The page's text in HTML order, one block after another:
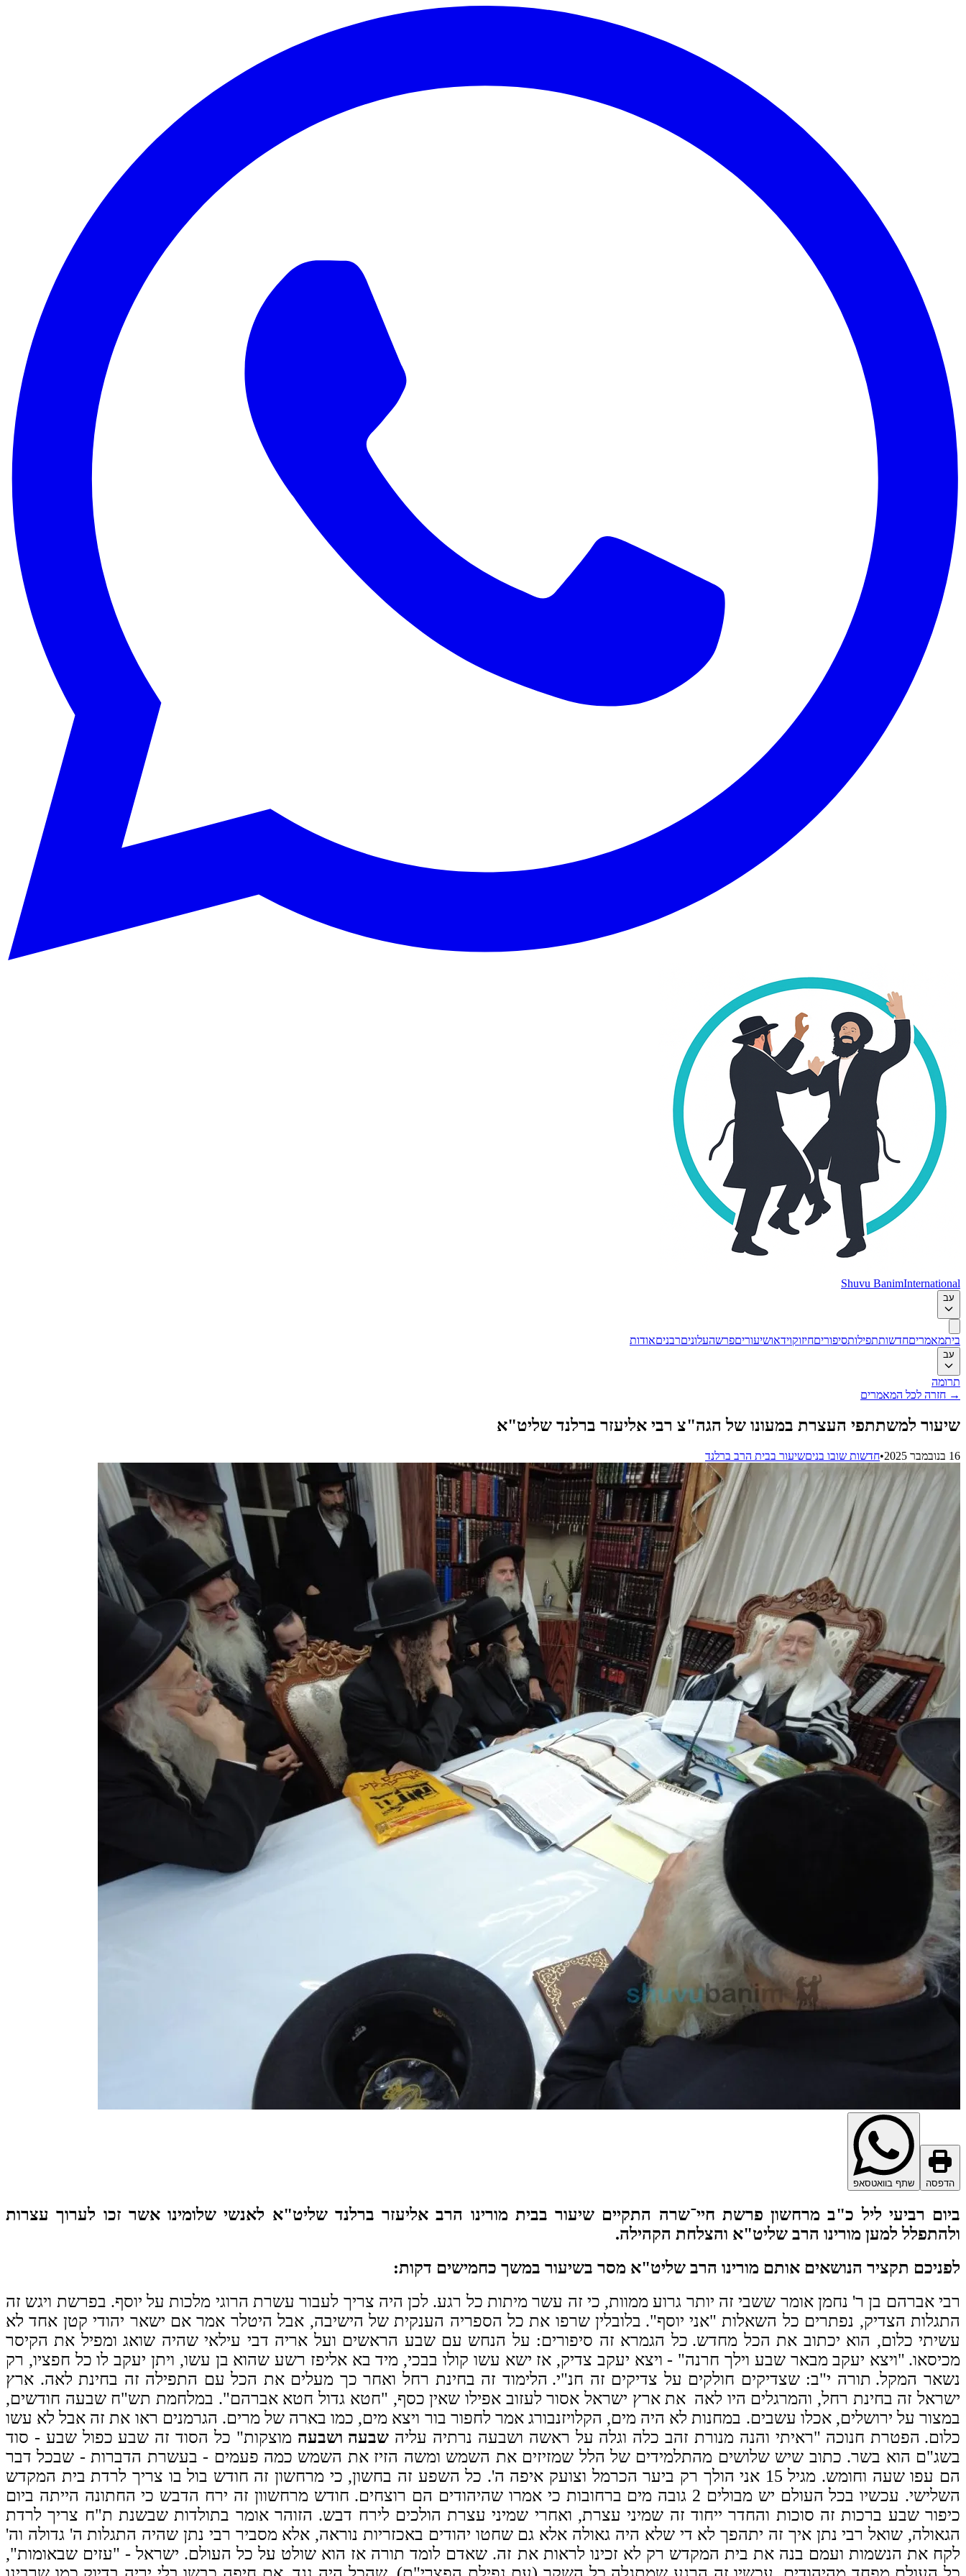
Shuvu BanimInternational
עב
ביתמאמריםחדשותתפילותסיפוריםחיזוקוידאושיעוריםפרשהעלוניםרבניםאודות
עב
תרומה
→ חזרה לכל המאמרים
שיעור למשתתפי העצרת במעונו של הגה"צ רבי אליעזר ברלנד שליט"א
16 בנובמבר 2025 •חדשות שובו בניםשיעור בבית הרב ברלנד
הדפסה שתף בוואטסאפ
ביום רביעי ליל כ"ב מרחשון פרשת חיי־שרה התקיים שיעור בבית מורינו הרב אליעזר ברלנד שליט"א לאנשי שלומינו אשר זכו לערוך עצרות
ולהתפלל למען מורינו הרב שליט"א והצלחת הקהילה.
לפניכם תקציר הנושאים אותם מורינו הרב שליט"א מסר בשיעור במשך כחמישים דקות:
רבי אברהם בן ר' נחמן אומר ששבי זה יותר גרוע ממוות, כי זה עשר מיתות כל רגע. לכן היה צריך לעבור עשרת הרוגי מלכות על יוסף. בפרשת ויגש זה
התגלות הצדיק, נפתרים כל השאלות "אני יוסף". בלובלין שרפו את כל הספריה הענקית של הישיבה, אבל היטלר אמר אם ישאר יהודי קטן אחד לא
עשיתי כלום, הוא יכתוב את הכל מחדש. כל הגמרא זה סיפורים: על הנחש עם שבע הראשים ועל אריה דבי עילאי שהיה שואג ומפיל את הקיסר
מכיסאו. "ויצא יעקב מבאר שבע וילך חרנה" - ויצא יעקב צדיק, אז ישא עשו קולו בבכי, מיד בא אליפז רשע שהוא בן עשו, ויתן יעקב לו כל חפציו, רק
נשאר המקל. תורה י"ב: שצדיקים חולקים על צדיקים זה חנ"י. הלימוד זה בחינת רחל ואחר כך מעלים את הכל עם התפילה זה בחינת לאה. ארץ
ישראל זה בחינת רחל, והמרגלים היו לאה את ארץ ישראל אסור לעזוב אפילו שאין כסף, "חטא גדול חטא אברהם". במלחמת תש"ח שבעה חודשים,
במצור על ירושלים, אכלו עשבים. במחנות לא היה מים, הקלויזנבורג אמר לחפור בור ויצא מים, כמו בארה של מרים. הגרמנים ראו את זה אבל לא עשו
כלום. הפטרת חנוכה "ראיתי והנה מנורת זהב כלה וגלה על ראשה ושבעה נרתיה עליה שבעה ושבעה מוצקות" כל הסוד זה שבע כפול שבע - סוד
בשג"ם הוא בשר. כתוב שיש שלושים מהתלמידים של הלל שמזיזים את השמש ומשה הזיז את השמש כמה פעמים - בעשרת הדברות - שבכל דבר
הם עפו שעה וחומש. מגיל 15 אני הולך רק ביער הכרמל וצועק איפה ה'. כל השפע זה בחשון, כי מרחשון זה חודש בול בו צריך לרדת בית המקדש
השלישי. עכשיו בכל העולם יש מבולים 2 גובה מים ברחובות כי אמרו שהיהודים הם רוצחים. חודש מרחשוון זה ירח הדבש כי החתונה הייתה ביום
כיפור שבע ברכות זה סוכות והחדר ייחוד זה שמיני עצרת, ואחרי שמיני עצרת הולכים לירח דבש. הזוהר אומר בתולדות שבשנת ת"ח צריך לרדת
הגאולה, שואל רבי נתן איך זה יתהפך לא די שלא היה גאולה אלא גם שחטו יהודים באכזריות נוראה, אלא מסביר רבי נתן שהיה התגלות ה' גדולה וה'
לקח את הנשמות ועמם בנה את בית המקדש רק לא זכינו לראות את זה. שאדם לומד תורה אז הוא שולט על כל העולם. ישראל - "עזים שבאומות",